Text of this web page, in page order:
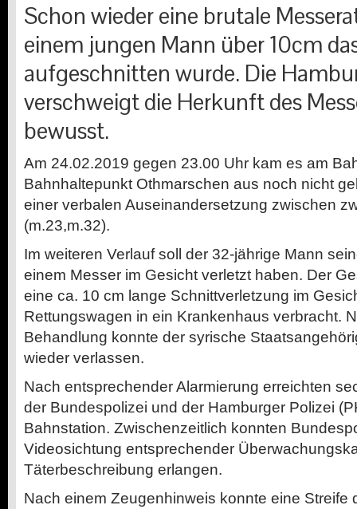
Schon wieder eine brutale
einem jungen Mann über 10cm
aufgeschnitten wurde. Die
verschweigt die Herkunft des
bewusst.
Am 24.02.2019 gegen 23.00 Uhr kam es am
Bahnhaltepunkt Othmarschen aus noch nicht
einer verbalen Auseinandersetzung zwischen
(m.23,m.32).
Im weiteren Verlauf soll der 32-jährige Mann
einem Messer im Gesicht verletzt haben. Der
eine ca. 10 cm lange Schnittverletzung im
Rettungswagen in ein Krankenhaus verbracht.
Behandlung konnte der syrische
wieder verlassen.
Nach entsprechender Alarmierung erreichten
der Bundespolizei und der Hamburger Polizei
Bahnstation. Zwischenzeitlich konnten
Videosichtung entsprechender
Täterbeschreibung erlangen.
Nach einem Zeugenhinweis konnte eine Streife